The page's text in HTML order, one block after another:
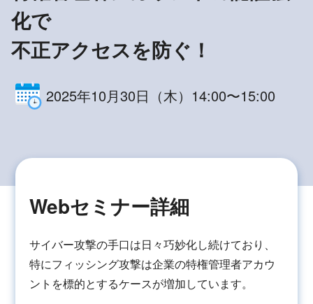
化で
不正アクセスを防ぐ！
2025年10月30日（木）14:00〜15:00
Webセミナー詳細
サイバー攻撃の手口は日々巧妙化し続けており、
特にフィッシング攻撃は企業の特権管理者アカウ
ントを標的とするケースが増加しています。